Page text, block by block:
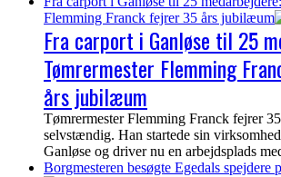
Flemming Franck fejrer 35 års jubilæum
Fra carport i Ganløse til 25
Tømrermester Flemming
års jubilæum
Tømrermester Flemming Franck fejrer
selvstændig. Han startede sin
Ganløse og driver nu en arbejdsplads
Borgmesteren besøgte Egedals spejdere